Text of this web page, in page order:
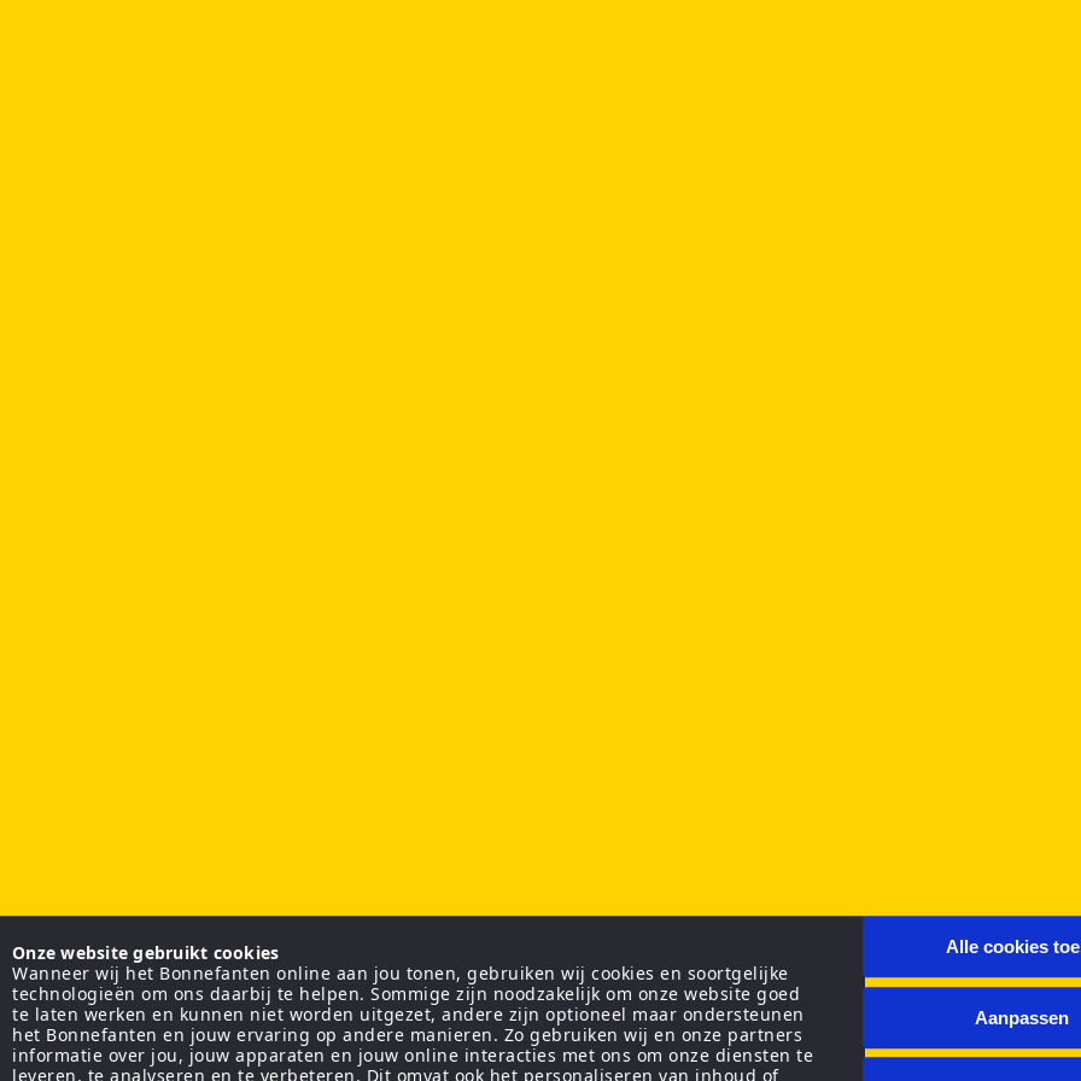
Onze website gebruikt cookies
Wanneer wij het Bonnefanten online aan jou tonen, gebruiken wij cookies en soortgelijke
technologieën om ons daarbij te helpen. Sommige zijn noodzakelijk om onze website goed
te laten werken en kunnen niet worden uitgezet, andere zijn optioneel maar ondersteunen
het Bonnefanten en jouw ervaring op andere manieren. Zo gebruiken wij en onze partners
informatie over jou, jouw apparaten en jouw online interacties met ons om onze diensten te
leveren, te analyseren en te verbeteren. Dit omvat ook het personaliseren van inhoud of
Alle cookies
Aanpassen